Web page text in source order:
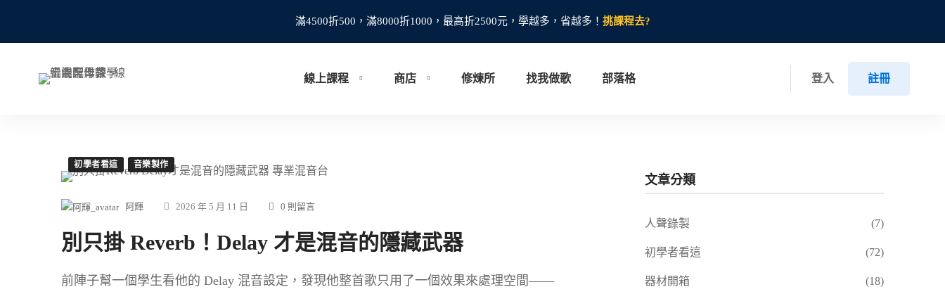
滿4500折500，滿8000折1000，最高折2500元，學越多，省越多！ 挑課程去?
線上課程 商店 修煉所 找我做歌 部落格 登入 註冊
初學者看這 音樂製作
阿輝 2026 年 5 月 11 日 0 則留言
別只掛 Reverb！Delay 才是混音的隱藏武器
前陣子幫一個學生看他的 Delay 混音設定，發現他整首歌只用了一個效果來處理空間——
文章分類
人聲錄製 (7)
初學者看這 (72)
器材開箱 (18)